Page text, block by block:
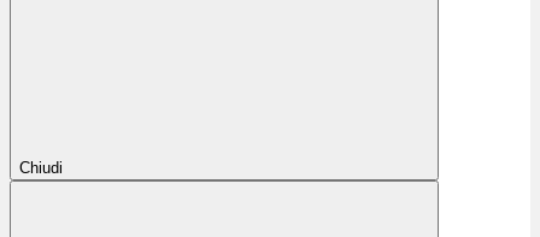
Chiudi